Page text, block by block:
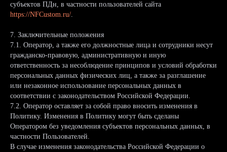
субъектов ПДн, в частности пользователей сайта
https://NFCustom.ru/.
7. Заключительные положения
7.1. Оператор, а также его должностные лица и сотрудники несут
гражданско-правовую, административную и иную
ответственность за несоблюдение принципов и условий обработки
персональных данных физических лиц, а также за разглашение
или незаконное использование персональных данных в
соответствии с законодательством Российской Федерации.
7.2. Оператор оставляет за собой право вносить изменения в
Политику. Изменения в Политику могут быть сделаны
Оператором без уведомления субъектов персональных данных, в
частности Пользователей.
В случае изменения законодательства Российской Федерации о